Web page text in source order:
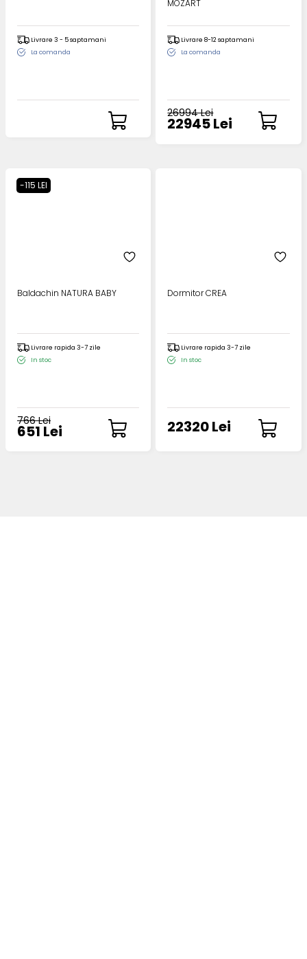
Livrare 3 - 5 saptamani
La comanda
MOZART
Livrare 8-12 saptamani
La comanda
26994 Lei
22945 Lei
-115 LEI
Baldachin NATURA BABY
Livrare rapida 3-7 zile
In stoc
766 Lei
651 Lei
Dormitor CREA
Livrare rapida 3-7 zile
In stoc
22320 Lei